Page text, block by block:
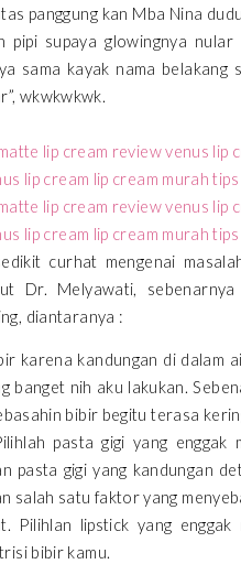
panggung kan Mba Nina
pipi supaya glowingnya
sama kayak nama
wkwkwkwk.
curhat mengenai
Dr. Melyawati,
diantaranya :
karena kandungan di dalam
banget nih aku lakukan.
bibir begitu terasa
pasta gigi yang
pasta gigi yang kandungan
salah satu faktor yang
Pilihlan lipstick yang
bibir kamu.